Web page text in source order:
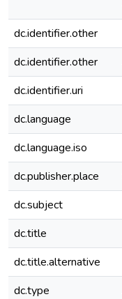
dc.identifier.other
dc.identifier.other
dc.identifier.uri
dc.language
dc.language.iso
dc.publisher.place
dc.subject
dc.title
dc.title.alternative
dc.type